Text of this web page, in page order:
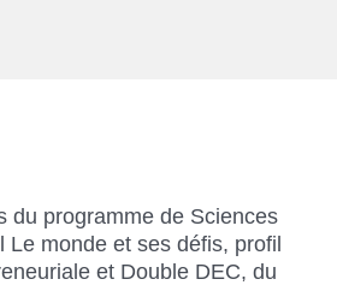
du programme de Sciences
Le monde et ses défis, profil
et Double DEC, du